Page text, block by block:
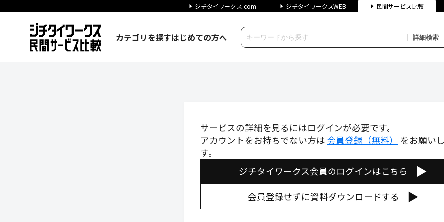
ジチタイワークス.com ジチタイワークスWEB 民間サービス比較
カテゴリを探すはじめての方へ 詳細検索
サービスの詳細を見るにはログインが必要です。
アカウントをお持ちでない方は 会員登録（無料）
をお願い
す。
ジチタイワークス会員のログインはこちら
▶
会員登録せずに資料ダウンロードする ▶